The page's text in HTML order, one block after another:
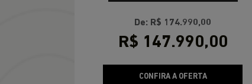
De: R$ 174.990,00
R$ 147.990,00
CONFIRA A OFERTA